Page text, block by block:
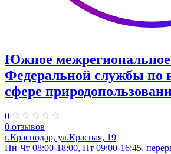
Южное межрегиональное
Федеральной службы по
сфере
0
0 отзывов
г.Краснодар, ул.Красная, 19
Пн-Чт 08:00-18:00, Пт 09:00-16:45,